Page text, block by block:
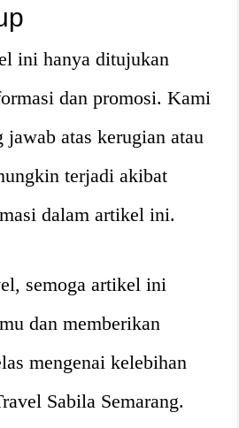
ini hanya ditujukan
dan promosi. Kami
jawab atas kerugian atau
terjadi akibat
dalam artikel ini.
semoga artikel ini
dan memberikan
mengenai kelebihan
Sabila Semarang.